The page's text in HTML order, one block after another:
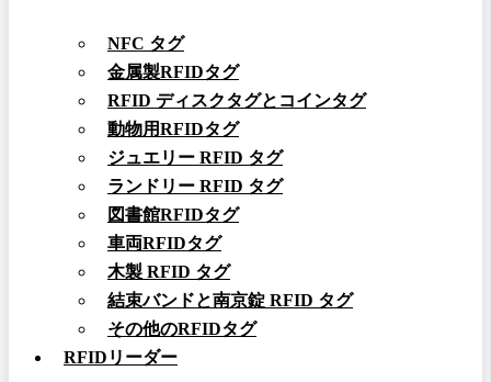
NFC タグ
金属製RFIDタグ
RFID ディスクタグとコインタグ
動物用RFIDタグ
ジュエリー RFID タグ
ランドリー RFID タグ
図書館RFIDタグ
車両RFIDタグ
木製 RFID タグ
結束バンドと南京錠 RFID タグ
その他のRFIDタグ
RFIDリーダー